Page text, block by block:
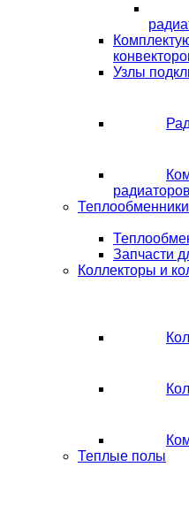
Узлы
радиаторов
Запчасти
Коллекторы и
Теплые полы